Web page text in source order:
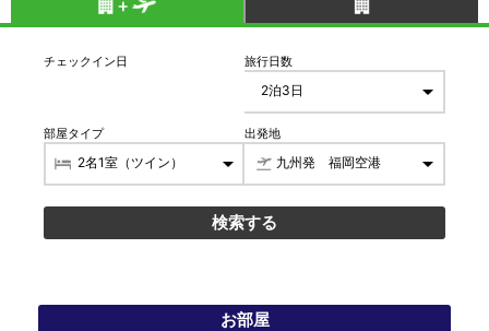
チェックイン日 旅行日数
部屋タイプ 出発地
お部屋